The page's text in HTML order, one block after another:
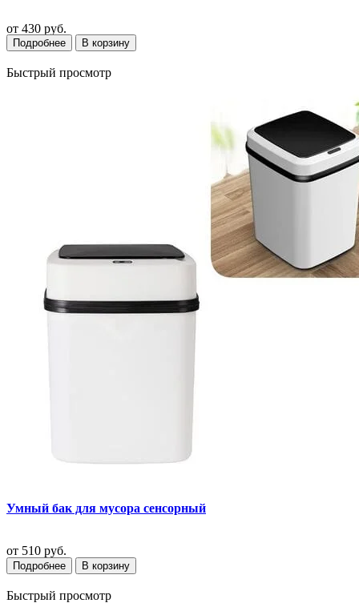
от 430 руб.
Подробнее В корзину
Быстрый просмотр
Умный бак для мусора сенсорный
от 510 руб.
Подробнее В корзину
Быстрый просмотр